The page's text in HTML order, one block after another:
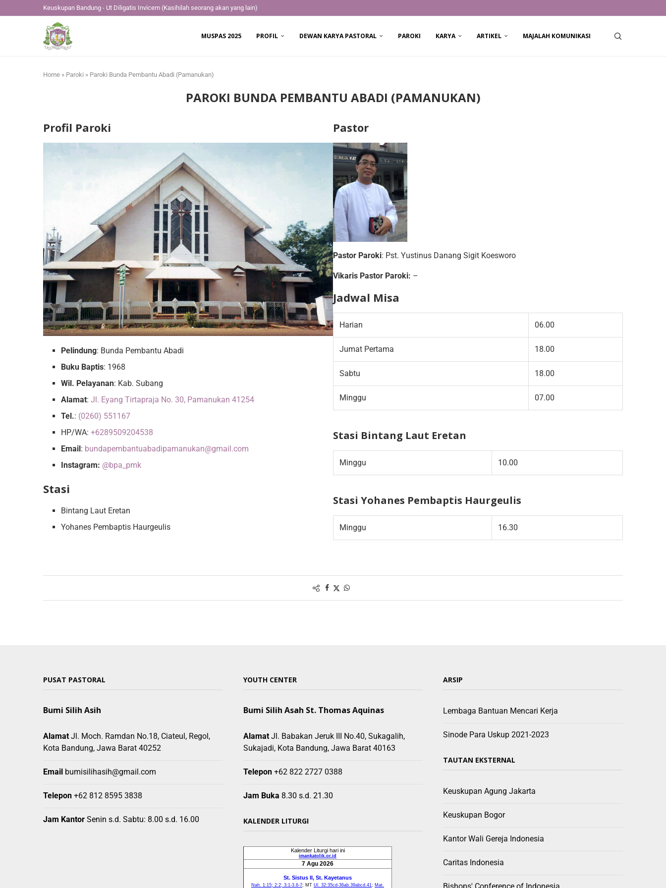
Keuskupan Bandung - Ut Diligatis Invicem (Kasihilah seorang akan yang lain)
MUSPAS 2025 PROFIL DEWAN KARYA PASTORAL PAROKI KARYA ARTIKEL MAJALAH KOMUNIKASI
Home » Paroki » Paroki Bunda Pembantu Abadi (Pamanukan)
PAROKI BUNDA PEMBANTU ABADI (PAMANUKAN)
Profil Paroki
Pelindung: Bunda Pembantu Abadi
Buku Baptis: 1968
Wil. Pelayanan: Kab. Subang
Alamat: Jl. Eyang Tirtapraja No. 30, Pamanukan 41254
Tel.: (0260) 551167
HP/WA: +6289509204538
Email: bundapembantuabadipamanukan@gmail.com
Instagram: @bpa_pmk
Stasi
Bintang Laut Eretan
Yohanes Pembaptis Haurgeulis
Pastor
Pastor Paroki: Pst. Yustinus Danang Sigit Koesworo
Vikaris Pastor Paroki: –
Jadwal Misa
Harian 06.00
Jumat Pertama 18.00
Sabtu 18.00
Minggu 07.00
Stasi Bintang Laut Eretan
Minggu 10.00
Stasi Yohanes Pembaptis Haurgeulis
Minggu 16.30
PUSAT PASTORAL
Bumi Silih Asih
Alamat Jl. Moch. Ramdan No.18, Ciateul, Regol,
Kota Bandung, Jawa Barat 40252
Email bumisilihasih@gmail.com
Telepon +62 812 8595 3838
Jam Kantor Senin s.d. Sabtu: 8.00 s.d. 16.00
YOUTH CENTER
Bumi Silih Asah St. Thomas Aquinas
Alamat Jl. Babakan Jeruk III No.40, Sukagalih,
Sukajadi, Kota Bandung, Jawa Barat 40163
Telepon +62 822 2727 0388
Jam Buka 8.30 s.d. 21.30
KALENDER LITURGI
ARSIP
Lembaga Bantuan Mencari Kerja
Sinode Para Uskup 2021-2023
TAUTAN EKSTERNAL
Keuskupan Agung Jakarta
Keuskupan Bogor
Kantor Wali Gereja Indonesia
Caritas Indonesia